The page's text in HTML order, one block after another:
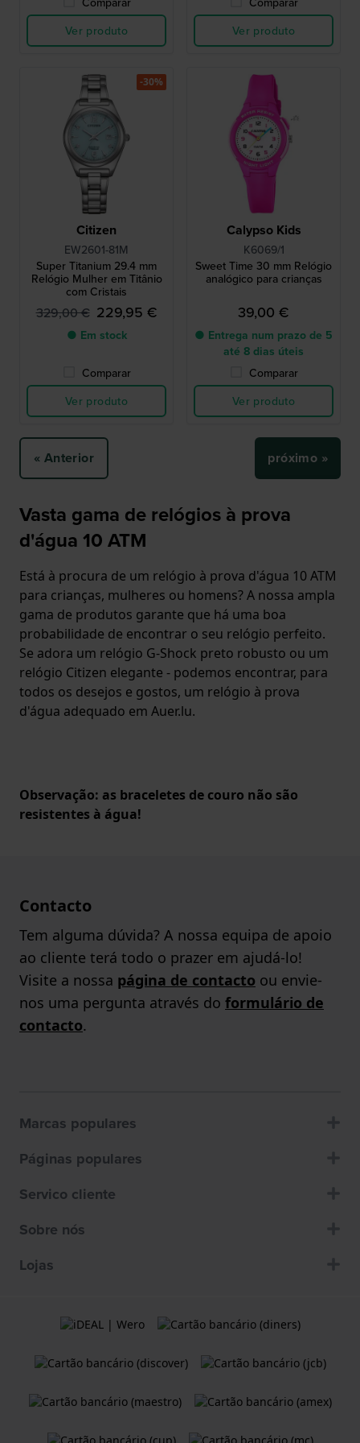
Ver produto
Ver produto
Citizen
EW2601-81M
Super Titanium 29.4 mm
Relógio Mulher em Titânio
com Cristais
329,00 € 229,95 €
● Em stock
Comparar
Ver produto
-30%
Calypso Kids
K6069/1
Sweet Time 30 mm Relógio
analógico para crianças
39,00 €
● Entrega num prazo de 5
até 8 dias úteis
Comparar
Ver produto
« Anterior próximo »
Vasta gama de relógios à prova
d'água 10 ATM
Está à procura de um relógio à prova d'água 10 ATM
para crianças, mulheres ou homens? A nossa ampla
gama de produtos garante que há uma boa
probabilidade de encontrar o seu relógio perfeito.
Se adora um relógio G-Shock preto robusto ou um
relógio Citizen elegante - podemos encontrar, para
todos os desejos e gostos, um relógio à prova
d'água adequado em Auer.lu.
Observação: as braceletes de couro não são
resistentes à água!
Contacto
Tem alguma dúvida? A nossa equipa de apoio
ao cliente terá todo o prazer em ajudá-lo!
Visite a nossa página de contacto ou envie-
nos uma pergunta através do formulário de
contacto.
Marcas populares
Páginas populares
Servico cliente
Sobre nós
Lojas